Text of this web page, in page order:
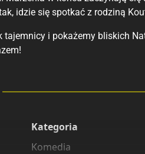
idzie się spotkać z rodziną
tajemnicy i pokażemy bliskich
Kategoria
Komedia